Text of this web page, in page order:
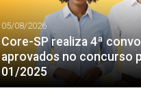
05/08/2026
Core-SP realiza 4ª
aprovados no concurso
01/2025